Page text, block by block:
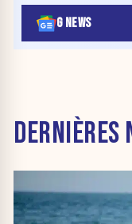
G NEWS
DERNIÈRES